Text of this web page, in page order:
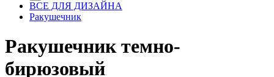
ВСЕ ДЛЯ ДИЗАЙНА
Ракушечник
Ракушечник темно-
бирюзовый